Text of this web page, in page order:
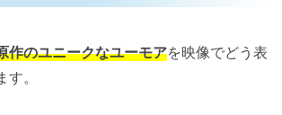
作のユニークなユーモアを映像でどう表
。